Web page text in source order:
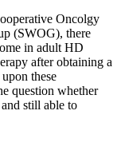
Oncolgy
(SWOG), there
in adult HD
after obtaining a
these
question whether
still able to